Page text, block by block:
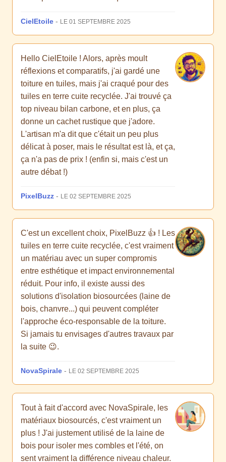
CielEtoile - LE 01 SEPTEMBRE 2025
Hello CielEtoile ! Alors, après moult
réflexions et comparatifs, j'ai gardé une
toiture en tuiles, mais j'ai craqué pour des
tuiles en terre cuite recyclée. J'ai trouvé ça
top niveau bilan carbone, et en plus, ça
donne un cachet rustique que j'adore.
L'artisan m'a dit que c'était un peu plus
délicat à poser, mais le résultat est là, et ça,
ça n'a pas de prix ! (enfin si, mais c'est un
autre débat !)
PixelBuzz - LE 02 SEPTEMBRE 2025
C'est un excellent choix, PixelBuzz 👍 ! Les
tuiles en terre cuite recyclée, c'est vraiment
un matériau avec un super compromis
entre esthétique et impact environnemental
réduit. Pour info, il existe aussi des
solutions d'isolation biosourcées (laine de
bois, chanvre...) qui peuvent compléter
l'approche éco-responsable de la toiture.
Si jamais tu envisages d'autres travaux par
la suite 😉.
NovaSpirale - LE 02 SEPTEMBRE 2025
Tout à fait d'accord avec NovaSpirale, les
matériaux biosourcés, c'est vraiment un
plus ! J'ai justement utilisé de la laine de
bois pour isoler mes combles et l'été, on
sent vraiment la différence niveau chaleur.